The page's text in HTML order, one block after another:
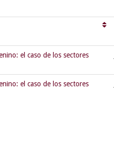
el caso de los sectores
el caso de los sectores